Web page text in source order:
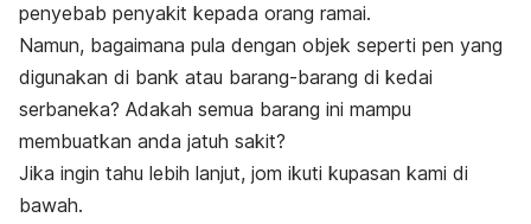
penyebab penyakit kepada orang ramai.
Namun, bagaimana pula dengan objek seperti pen yang
digunakan di bank atau barang-barang di kedai
serbaneka? Adakah semua barang ini mampu
membuatkan anda jatuh sakit?
Jika ingin tahu lebih lanjut, jom ikuti kupasan kami di
bawah.